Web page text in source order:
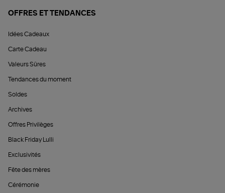
OFFRES ET TENDANCES
Idées Cadeaux
Carte Cadeau
Valeurs Sûres
Tendances du moment
Soldes
Archives
Offres Privilèges
Black Friday Lulli
Exclusivités
Fête des mères
Cérémonie